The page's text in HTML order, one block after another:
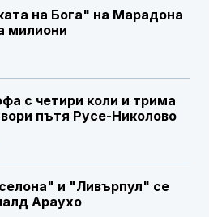
на Бога" на Марадона
милиони
с четири коли и трима
пътя Русе-Николово
и "Ливърпул" се
Араухо